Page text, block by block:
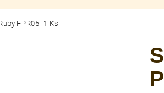
FPR05- 1 Ks